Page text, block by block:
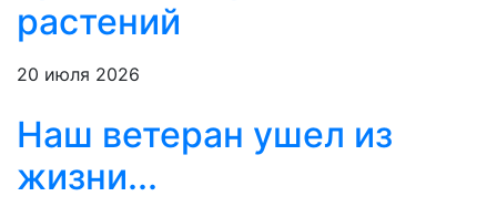
растений
20 июля 2026
Наш ветеран ушел из
жизни...